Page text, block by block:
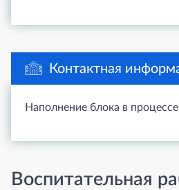
Контактная
Наполнение блока в
Воспитательная